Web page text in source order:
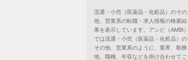
流通・小売（医薬品・化粧品）のその
他、営業系の転職・求人情報の検索結
果を表示しています。アンビ（AMBI）
では流通・小売（医薬品・化粧品）の
その他、営業系のように、業界、勤務
地、職種、年収などを掛け合わせてご